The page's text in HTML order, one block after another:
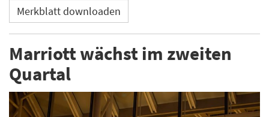
Merkblatt downloaden
Marriott wächst im zweiten
Quartal